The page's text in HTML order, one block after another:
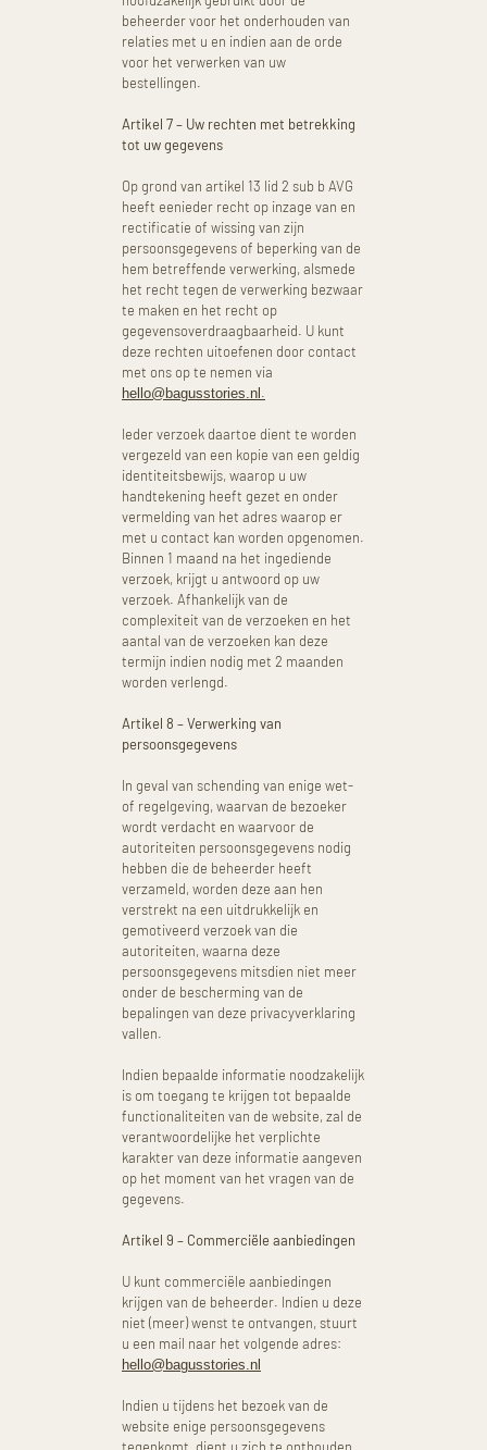
beheerder voor het onderhouden van
relaties met u en indien aan de orde
voor het verwerken van uw
bestellingen.
Artikel 7 – Uw rechten met betrekking
tot uw gegevens
Op grond van artikel 13 lid 2 sub b AVG
heeft eenieder recht op inzage van en
rectificatie of wissing van zijn
persoonsgegevens of beperking van de
hem betreffende verwerking, alsmede
het recht tegen de verwerking bezwaar
te maken en het recht op
gegevensoverdraagbaarheid. U kunt
deze rechten uitoefenen door contact
met ons op te nemen via
hello@bagusstories.nl.
Ieder verzoek daartoe dient te worden
vergezeld van een kopie van een geldig
identiteitsbewijs, waarop u uw
handtekening heeft gezet en onder
vermelding van het adres waarop er
met u contact kan worden opgenomen.
Binnen 1 maand na het ingediende
verzoek, krijgt u antwoord op uw
verzoek. Afhankelijk van de
complexiteit van de verzoeken en het
aantal van de verzoeken kan deze
termijn indien nodig met 2 maanden
worden verlengd.
Artikel 8 – Verwerking van
persoonsgegevens
In geval van schending van enige wet-
of regelgeving, waarvan de bezoeker
wordt verdacht en waarvoor de
autoriteiten persoonsgegevens nodig
hebben die de beheerder heeft
verzameld, worden deze aan hen
verstrekt na een uitdrukkelijk en
gemotiveerd verzoek van die
autoriteiten, waarna deze
persoonsgegevens mitsdien niet meer
onder de bescherming van de
bepalingen van deze privacyverklaring
vallen.
Indien bepaalde informatie noodzakelijk
is om toegang te krijgen tot bepaalde
functionaliteiten van de website, zal de
verantwoordelijke het verplichte
karakter van deze informatie aangeven
op het moment van het vragen van de
gegevens.
Artikel 9 – Commerciële aanbiedingen
U kunt commerciële aanbiedingen
krijgen van de beheerder. Indien u deze
niet (meer) wenst te ontvangen, stuurt
u een mail naar het volgende adres:
hello@bagusstories.nl
Indien u tijdens het bezoek van de
website enige persoonsgegevens
tegenkomt, dient u zich te onthouden